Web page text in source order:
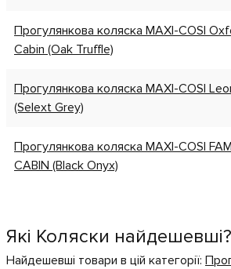
Прогулянкова коляска MAXI-COSI
Cabin (Oak Truffle)
Прогулянкова коляска MAXI-COSI
(Selext Grey)
Прогулянкова коляска MAXI-COSI
CABIN (Black Onyx)
Які Коляски найдешевші?
Найдешевші товари в цій категорії: